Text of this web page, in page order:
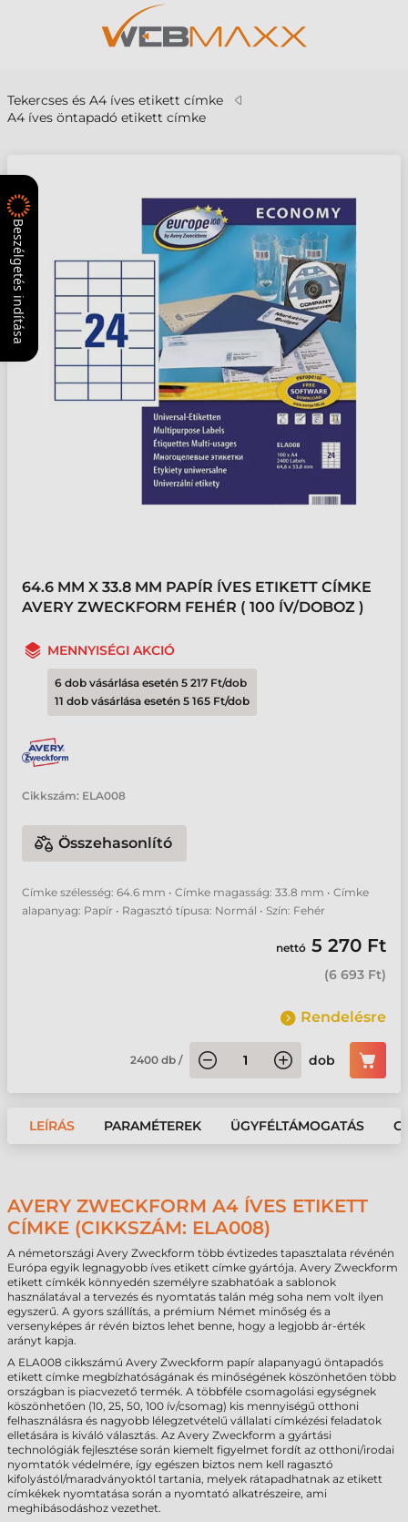
Tekercses és A4 íves etikett címke
A4 íves öntapadó etikett címke
64.6 MM X 33.8 MM PAPÍR ÍVES ETIKETT CÍMKE
AVERY ZWECKFORM FEHÉR ( 100 ÍV/DOBOZ )
MENNYISÉGI AKCIÓ
6 dob vásárlása esetén 5 217 Ft/dob
11 dob vásárlása esetén 5 165 Ft/dob
Cikkszám: ELA008
Összehasonlító
Címke szélesség: 64.6 mm • Címke magasság: 33.8 mm • Címke
alapanyag: Papír • Ragasztó típusa: Normál • Szín: Fehér
nettó 5 270 Ft
(6 693 Ft)
Rendelésre
2400 db / dob
LEÍRÁS PARAMÉTEREK ÜGYFÉLTÁMOGATÁS
AVERY ZWECKFORM A4 ÍVES ETIKETT
CÍMKE (CIKKSZÁM: ELA008)
A németországi Avery Zweckform több évtizedes tapasztalata révénén
Európa egyik legnagyobb íves etikett címke gyártója. Avery Zweckform
etikett címkék könnyedén személyre szabhatóak a sablonok
használatával a tervezés és nyomtatás talán még soha nem volt ilyen
egyszerű. A gyors szállítás, a prémium Német minőség és a
versenyképes ár révén biztos lehet benne, hogy a legjobb ár-érték
arányt kapja.
A ELA008 cikkszámú Avery Zweckform papír alapanyagú öntapadós
etikett címke megbízhatóságának és minőségének köszönhetően több
országban is piacvezető termék. A többféle csomagolási egységnek
köszönhetően (10, 25, 50, 100 ív/csomag) kis mennyiségű otthoni
felhasználásra és nagyobb lélegzetvételű vállalati címkézési feladatok
elletására is kiváló választás. Az Avery Zweckform a gyártási
technológiák fejlesztése során kiemelt figyelmet fordít az otthoni/irodai
nyomtatók védelmére, így egészen biztos nem kell ragasztó
kifolyástól/maradványoktól tartania, melyek rátapadhatnak az etikett
címkékek nyomtatása során a nyomtató alkatrészeire, ami
meghibásodáshoz vezethet.
Beszélgetés indítása